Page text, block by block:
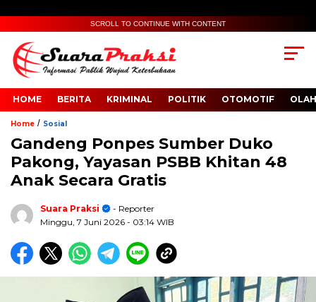
SCROLL TO CONTINUE WITH CONTENT
HOME BERITA KRIMINAL POLITIK OTOMOTIF
Home / Sosial
Gandeng Ponpes Sumber Duko
Pakong, Yayasan PSBB Khitan 48
Anak Secara Gratis
Suara Praksi
- Reporter
Minggu, 7 Juni 2026 - 03:14 WIB